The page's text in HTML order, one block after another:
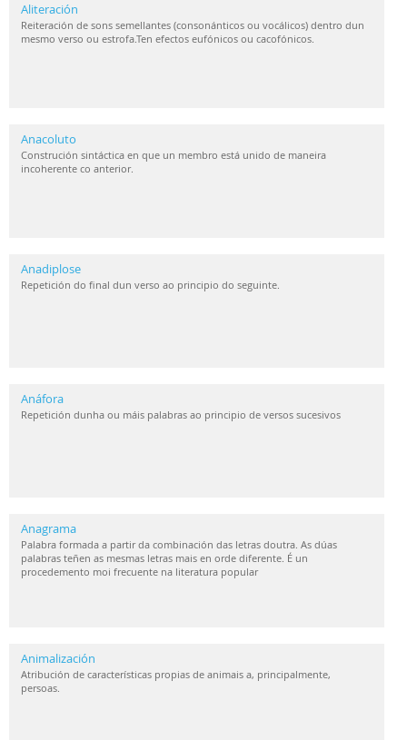
Aliteración
Reiteración de sons semellantes (consonánticos ou vocálicos) dentro dun
mesmo verso ou estrofa.Ten efectos eufónicos ou cacofónicos.
Anacoluto
Construción sintáctica en que un membro está unido de maneira
incoherente co anterior.
Anadiplose
Repetición do final dun verso ao principio do seguinte.
Anáfora
Repetición dunha ou máis palabras ao principio de versos sucesivos
Anagrama
Palabra formada a partir da combinación das letras doutra. As dúas
palabras teñen as mesmas letras mais en orde diferente. É un
procedemento moi frecuente na literatura popular
Animalización
Atribución de características propias de animais a, principalmente,
persoas.